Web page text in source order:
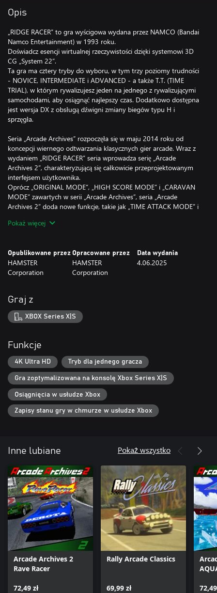
Opis
„RIDGE RACER” to gra wyścigowa wydana przez NAMCO (Bandai
Namco Entertainment) w 1993 roku.
Doświadcz esencji wirtualnej rzeczywistości dzięki systemowi 3D
CG „System 22”.
Ta gra ma cztery tryby do wyboru, w tym trzy poziomy trudności
- NOVICE, INTERMEDIATE i ADVANCED - a także T.T. (TIME
TRIAL), w którym rywalizujesz jeden na jednego z rywalizującymi
samochodami, aby osiągnąć najlepszy czas. Dodatkowo dostępna
jest wersja DX z obsługą dźwigni zmiany biegów typu H i
sprzęgła.
Seria „Arcade Archives” rozpoczęła się w maju 2014 roku od
koncepcji wiernego odtwarzania klasycznych gier arcade. Wraz z
wydaniem „RIDGE RACER” seria wprowadza serię „Arcade
Archives 2”, charakteryzującą się całkowicie przeprojektowanym
interfejsem użytkownika.
Oprócz „ORIGINAL MODE”, „HIGH SCORE MODE” i „CARAVAN
MODE” zawartych w serii „Arcade Archives”, seria „Arcade
Archives 2” doda nowe funkcje, takie jak „TIME ATTACK MODE” i
zobaczyć, kto pokona ostatniego bossa najszybciej, zaczynając od
„NETWORK MODE” możesz grać z innymi użytkownikami przez
sieć. Jednak „TIME ATTACK MODE” i „NETWORK MODE” mogą
nie być zaimplementowane w niektórych grach. Ponieważ „RIDGE
zaimplementowany.
Dodatkowo funkcjonalność została znacznie zwiększona.
Wprowadzono wiele slotów zapisu zamiast jednego, wraz z
funkcją cofania, która pozwala graczom na ponowne
którzy chcą od razu zanurzyć się w grze. Ponadto dodano obsługę
VRR, umożliwiając dokładniejsze odtworzenie wrażeń z oryginalnej
gry arcade.
Ciesz się legendarnym arcydziełem arcade z „Arcade Archives 2”,
teraz bardziej zabawnym i przyjaznym dla użytkownika.
*Menu opcji i instrukcja są dostępne w języku japońskim,
angielskim, francuskim, niemieckim, włoskim i hiszpańskim.
Pokaż więcej
Opublikowane przez
HAMSTER
Corporation
Opracowane przez
HAMSTER
Corporation
Data wydania
4.06.2025
Graj z
XBOX Series X|S
Funkcje
4K Ultra HD Tryb dla jednego gracza
Gra zoptymalizowana na konsolę Xbox Series X|S
Osiągnięcia w usłudze Xbox
Zapisy stanu gry w chmurze w usłudze Xbox
Inne lubiane Pokaż wszystko
Arcade Archives 2
Rave Racer
72,49 zł
Rally Arcade Classics
69,99 zł